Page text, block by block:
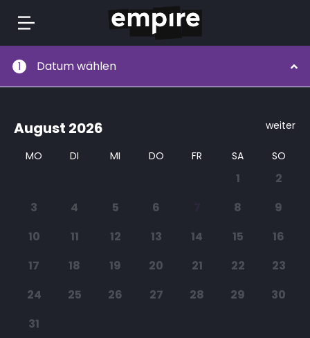
zum1 Datum wählen
weiter
August 2026
MO DI MI DO FR SA SO
1
2
3
4 5 6 8
9
10
11 12 13 14 15
16
17
18 19 20 21 22
23
24
25 26 27 28 29
30
31